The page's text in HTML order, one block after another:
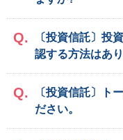
〔投資信託〕投
認する方法はあ
〔投資信託〕ト
ださい。